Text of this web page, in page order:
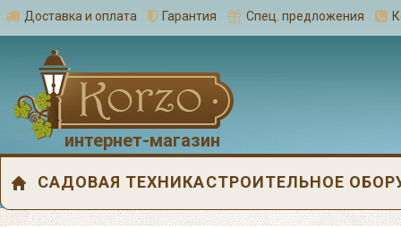
Доставка и оплата Гарантия Спец. предложения
интернет-магазин
САДОВАЯ ТЕХНИКАСТРОИТЕЛЬНОЕ